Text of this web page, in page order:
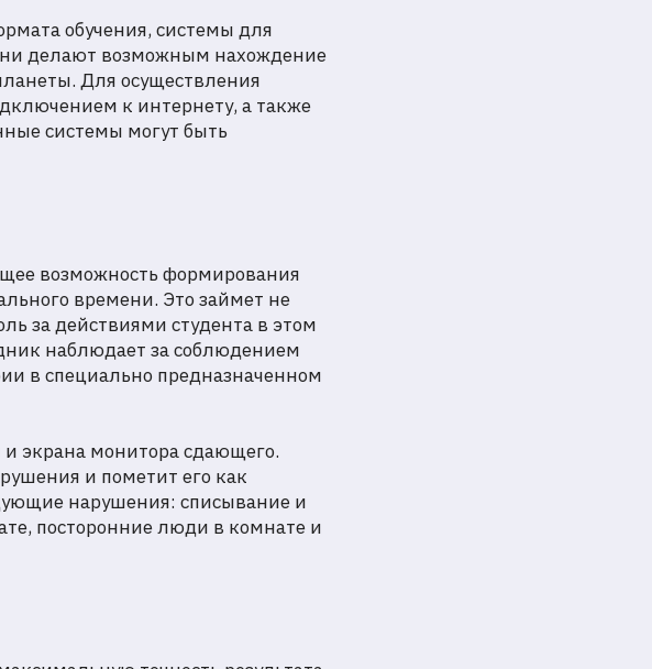
обучения, системы для
делают возможным нахождение
Для осуществления
к интернету, а также
системы могут быть
возможность формирования
времени. Это займет не
за действиями студента в этом
наблюдает за соблюдением
в специально предназначенном
и экрана монитора сдающего.
и пометит его как
нарушения: списывание и
посторонние люди в комнате и